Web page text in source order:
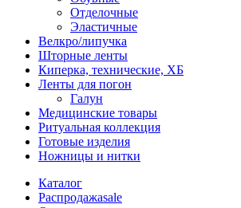
Отделочные
Эластичные
Велкро/липучка
Шторные ленты
Киперка, технические, ХБ
Ленты для погон
Галун
Медицинские товары
Ритуальная коллекция
Готовые изделия
Ножницы и нитки
Каталог
Распродажаsale